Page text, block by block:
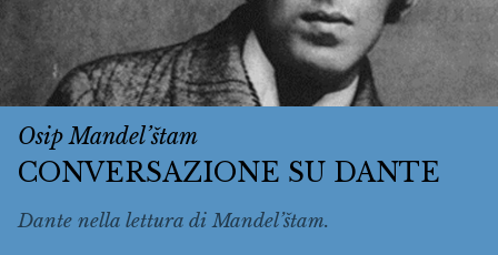
Osip Mandel’štam
CONVERSAZIONE SU DANTE
Dante nella lettura di Mandel’štam.